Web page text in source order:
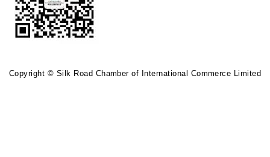
Copyright © Silk Road Chamber of International Commerce Limited